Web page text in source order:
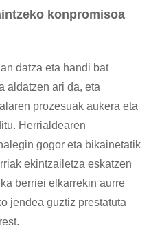
konpromisoa
datza eta handi bat
aldatzen ari da, eta
prozesuak aukera eta
Herrialdearen
gogor eta bikainetatik
ekintzailetza eskatzen
berriei elkarrekin aurre
jendea guztiz prestatuta